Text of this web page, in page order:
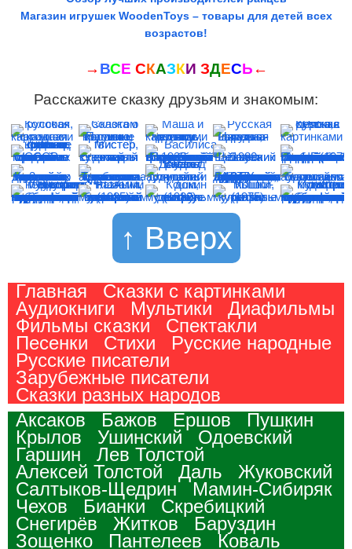
Магазин игрушек WoodenToys – товары для детей всех
возрастов!
→ ВСЕ СКАЗКИ ЗДЕСЬ ←
Расскажите сказку друзьям и знакомым:
↑ Вверх
Главная
Сказки с картинками
Аудиокниги
Мультики
Диафильмы
Фильмы сказки
Спектакли
Песенки
Стихи
Русские народные
Русские писатели
Зарубежные писатели
Сказки разных народов
Аксаков
Бажов Ершов
Пушкин
Крылов
Ушинский
Одоевский
Гаршин
Лев Толстой
Алексей Толстой
Даль
Жуковский
Салтыков-Щедрин
Мамин-Сибиряк
Чехов
Бианки
Скребицкий
Снегирёв
Житков
Баруздин
Зощенко
Пантелеев
Коваль